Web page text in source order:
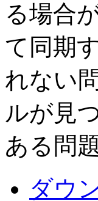
る場合
て同期
れない
ルが見
ある問
ダウ